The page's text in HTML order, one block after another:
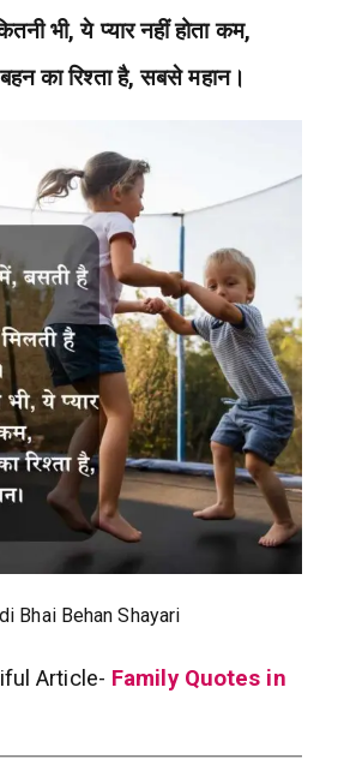
भी,ये प्यार नहीं होता कम,
का रिश्ता है, सबसे महान।
Bhai Behan Shayari
Article- Family Quotes in